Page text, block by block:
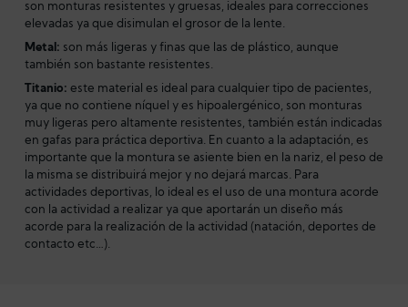
son monturas resistentes y gruesas, ideales para correcciones
elevadas ya que disimulan el grosor de la lente.
Metal: son más ligeras y finas que las de plástico, aunque
también son bastante resistentes.
Titanio: este material es ideal para cualquier tipo de pacientes,
ya que no contiene níquel y es hipoalergénico, son monturas
muy ligeras pero altamente resistentes, también están indicadas
en gafas para práctica deportiva. En cuanto a la adaptación, es
importante que la montura se asiente bien en la nariz, el peso de
la misma se distribuirá mejor y no dejará marcas. Para
actividades deportivas, lo ideal es el uso de una montura acorde
con la actividad a realizar ya que aportarán un diseño más
acorde para la realización de la actividad (natación, deportes de
contacto etc…).